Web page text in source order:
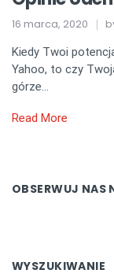
16 marca, 2020
Kiedy Twoi
Yahoo, to czy
górze…
Read More
OBSERWUJ NAS
WYSZUKIWANIE